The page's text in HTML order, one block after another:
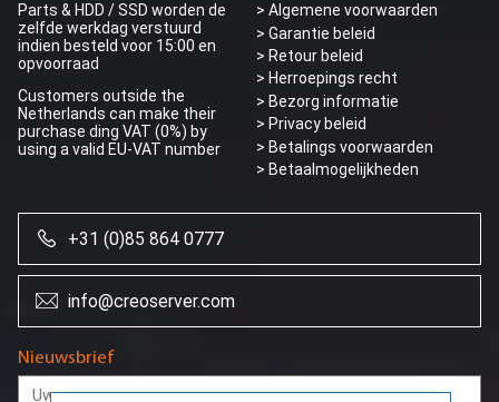
Parts & HDD / SSD worden de
zelfde werkdag verstuurd
indien besteld voor 15:00 en
opvoorraad
Customers outside the
Netherlands can make their
purchase ding VAT (0%) by
using a valid EU-VAT number
> Algemene voorwaarden
> Garantie beleid
> Retour beleid
> Herroepings recht
> Bezorg informatie
> Privacy beleid
> Betalings voorwaarden
> Betaalmogelijkheden
+31 (0)85 864 0777
info@creoserver.com
Nieuwsbrief
Wij gebruiken
cookies